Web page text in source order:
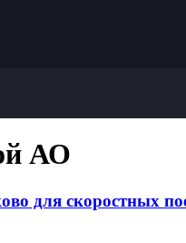
АО
для скоростных